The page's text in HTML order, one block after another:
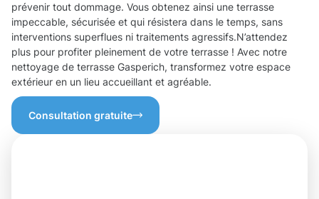
prévenir tout dommage. Vous obtenez ainsi une terrasse
impeccable, sécurisée et qui résistera dans le temps, sans
interventions superflues ni traitements agressifs.N’attendez
plus pour profiter pleinement de votre terrasse ! Avec notre
nettoyage de terrasse Gasperich, transformez votre espace
extérieur en un lieu accueillant et agréable.
Consultation gratuite